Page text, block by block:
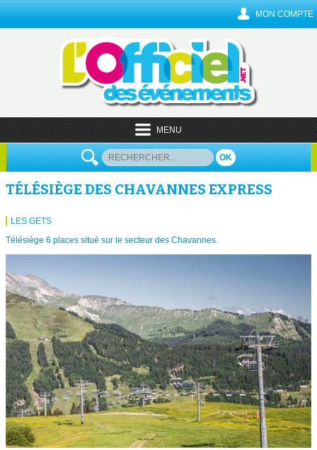
MON COMPTE
MENU
OK
TÉLÉSIÈGE DES CHAVANNES EXPRESS
LES GETS
Télésiège 6 places situé sur le secteur des Chavannes.